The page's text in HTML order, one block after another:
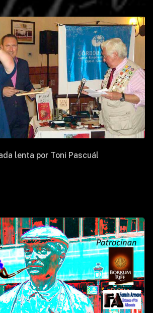
lenta por Toni Pascuál